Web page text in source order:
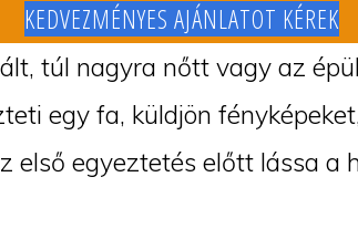
KEDVEZMÉNYES AJÁNLATOT KÉREK
túl nagyra nőtt vagy az
egy fa, küldjön
első egyeztetés előtt lássa a